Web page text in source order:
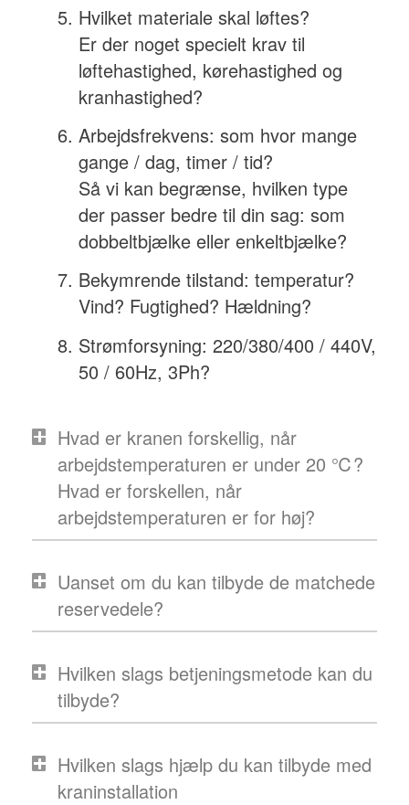
Hvilket materiale skal løftes?
Er der noget specielt krav til
løftehastighed, kørehastighed og
kranhastighed?
Arbejdsfrekvens: som hvor mange
gange / dag, timer / tid?
Så vi kan begrænse, hvilken type
der passer bedre til din sag: som
dobbeltbjælke eller enkeltbjælke?
Bekymrende tilstand: temperatur?
Vind? Fugtighed? Hældning?
Strømforsyning: 220/380/400 / 440V,
50 / 60Hz, 3Ph?
Hvad er kranen forskellig, når
arbejdstemperaturen er under 20 ℃?
Hvad er forskellen, når
arbejdstemperaturen er for høj?
Uanset om du kan tilbyde de matchede
reservedele?
Hvilken slags betjeningsmetode kan du
tilbyde?
Hvilken slags hjælp du kan tilbyde med
kraninstallation